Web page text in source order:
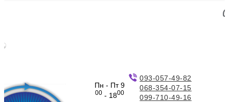
Пн - Пт 9
00- 1800
093-057-49-82
068-354-07-15
099-710-49-16